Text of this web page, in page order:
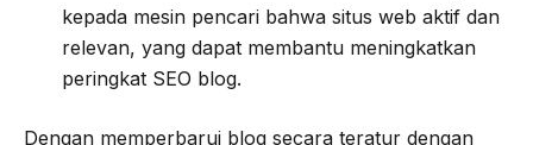
kepada mesin pencari bahwa situs web aktif dan
relevan, yang dapat membantu meningkatkan
peringkat SEO blog.
Dengan memperbarui blog secara teratur dengan